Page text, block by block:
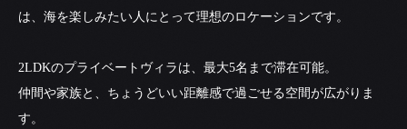
は、海を楽しみたい人にとって理想のロケーションです。
2LDKのプライベートヴィラは、最大5名まで滞在可能。
仲間や家族と、ちょうどいい距離感で過ごせる空間が広がりま
す。